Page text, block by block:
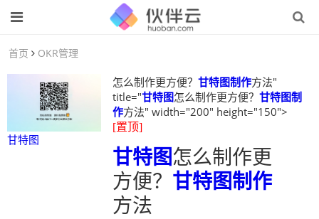
首页 OKR管理
甘特图
怎么制作更方便？ 甘特图制作方法"
title="甘特图怎么制作更方便？ 甘特图制
作方法" width="200" height="150">
[置顶]
甘特图怎么制作更
方便？ 甘特图制作
方法